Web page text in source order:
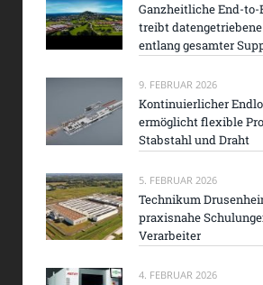
Ganzheitliche End-
treibt
entlang gesamter
9. FEBRUAR 2026
Kontinuierlicher
ermöglicht flexible
Stabstahl und Draht
5. FEBRUAR 2026
Technikum
praxisnahe
Verarbeiter
4. FEBRUAR 2026